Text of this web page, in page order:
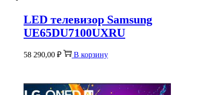
LED телевизор Samsung
UE65DU7100UXRU
58 290,00 ₽ В корзину